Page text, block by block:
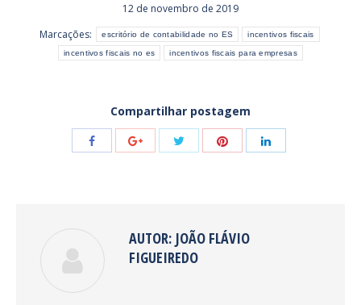
12 de novembro de 2019
Marcações:
escritório de contabilidade no ES incentivos fiscais
incentivos fiscais no es incentivos fiscais para empresas
Compartilhar postagem
AUTOR: JOÃO FLÁVIO
FIGUEIREDO